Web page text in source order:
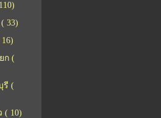
33)
ก (
รี (
( 10)